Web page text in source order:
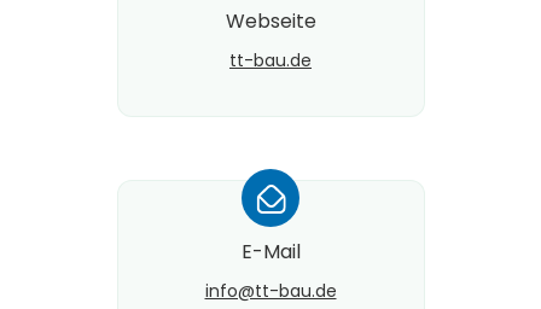
Webseite
tt-bau.de
*
E-Mail
info@​tt-bau.de